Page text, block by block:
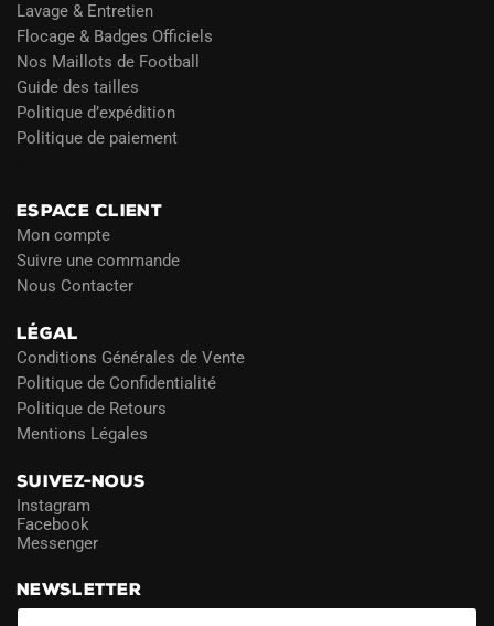
Lavage & Entretien
Flocage & Badges Officiels
Nos Maillots de Football
Guide des tailles
Politique d’expédition
Politique de paiement
ESPACE CLIENT
Mon compte
Suivre une commande
Nous Contacter
LÉGAL
Conditions Générales de Vente
Politique de Confidentialité
Politique de Retours
Mentions Légales
SUIVEZ-NOUS
Instagram
Facebook
Messenger
NEWSLETTER